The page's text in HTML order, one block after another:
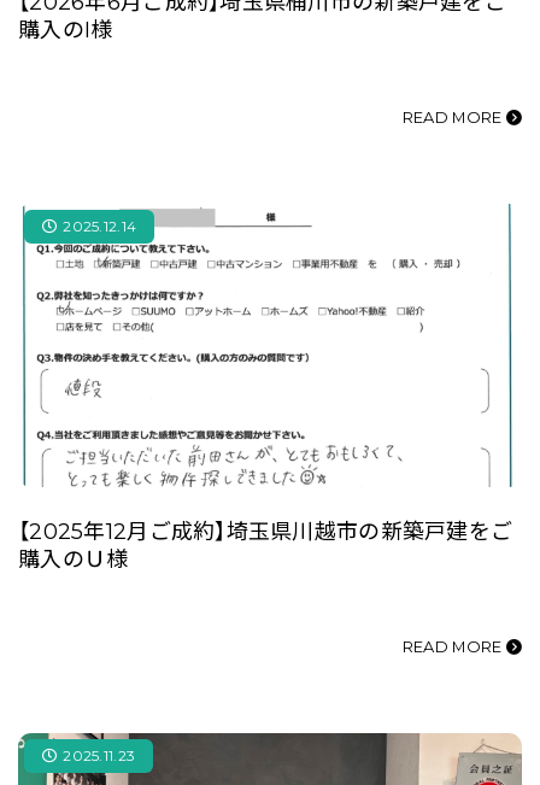
購入のI様
READ MORE
2025.12.14
【2025年12月ご成約】埼玉県川越市の新築戸建をご
購入のＵ様
READ MORE
2025.11.23